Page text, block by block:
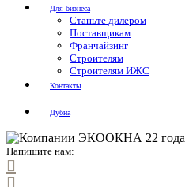
Для бизнеса
Станьте дилером
Поставщикам
Франчайзинг
Строителям
Строителям ИЖС
Контакты
Дубна
Напишите нам: